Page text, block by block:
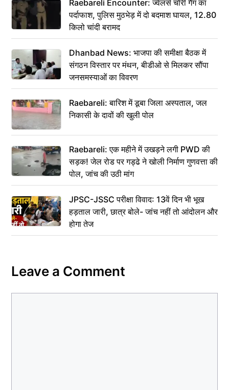
Raebareli Encounter: ज्वेलर्स चोरी गैंग का
पर्दाफाश, पुलिस मुठभेड़ में दो बदमाश घायल, 12.80
किलो चांदी बरामद
Dhanbad News: भाजपा की समीक्षा बैठक में
संगठन विस्तार पर मंथन, बीडीओ से मिलकर सौंपा
जनसमस्याओं का विवरण
Raebareli: बारिश में डूबा जिला अस्पताल, जल
निकासी के दावों की खुली पोल
Raebareli: एक महीने में उखड़ने लगी PWD की
सड़क! जेल रोड पर गड्ढे ने खोली निर्माण गुणवत्ता की
पोल, जांच की उठी मांग
JPSC-JSSC परीक्षा विवाद: 13वें दिन भी भूख
हड़ताल जारी, छात्र बोले- जांच नहीं तो आंदोलन और
होगा तेज
Leave a Comment